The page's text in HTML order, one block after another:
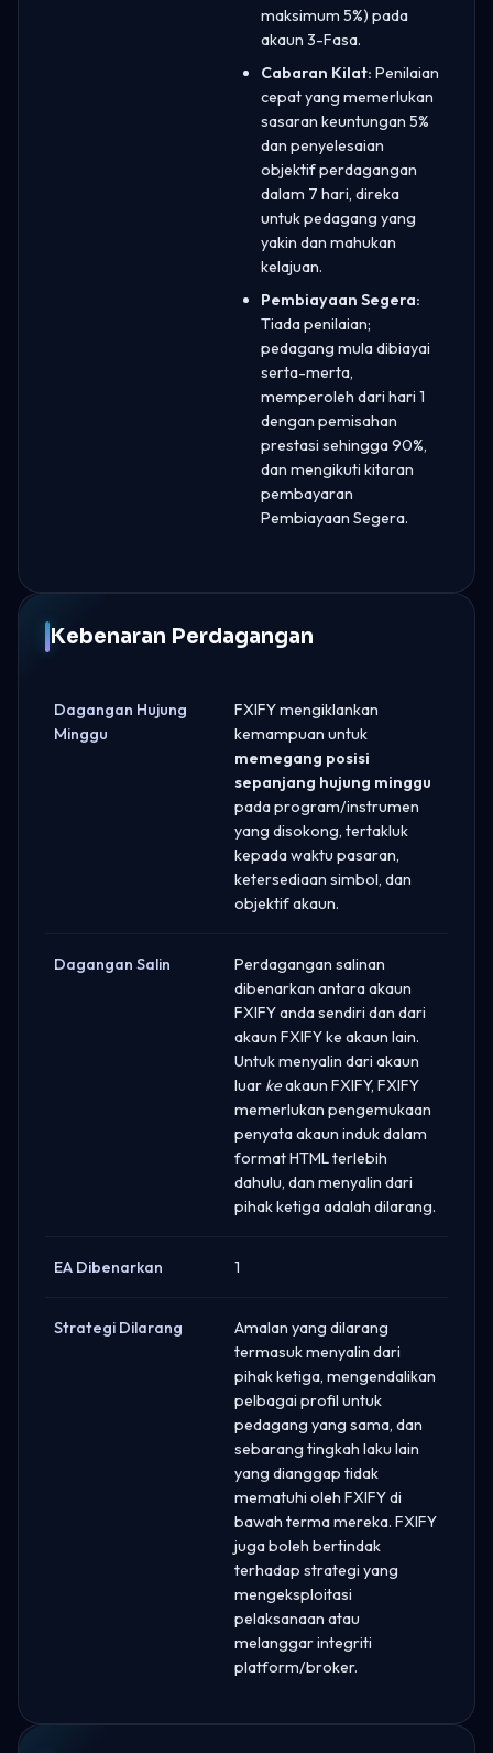
maksimum 5%) pada
akaun 3-Fasa.
Cabaran Kilat: Penilaian
cepat yang memerlukan
sasaran keuntungan 5%
dan penyelesaian
objektif perdagangan
dalam 7 hari, direka
untuk pedagang yang
yakin dan mahukan
kelajuan.
Pembiayaan Segera:
Tiada penilaian;
pedagang mula dibiayai
serta-merta,
memperoleh dari hari 1
dengan pemisahan
prestasi sehingga 90%,
dan mengikuti kitaran
pembayaran
Pembiayaan Segera.
Kebenaran Perdagangan
Dagangan Hujung
Minggu
FXIFY mengiklankan
kemampuan untuk
memegang posisi
sepanjang hujung minggu
pada program/instrumen
yang disokong, tertakluk
kepada waktu pasaran,
ketersediaan simbol, dan
objektif akaun.
Dagangan Salin
Perdagangan salinan
dibenarkan antara akaun
FXIFY anda sendiri dan dari
akaun FXIFY ke akaun lain.
Untuk menyalin dari akaun
luar keakaun FXIFY, FXIFY
memerlukan pengemukaan
penyata akaun induk dalam
format HTML terlebih
dahulu, dan menyalin dari
pihak ketiga adalah dilarang.
EA Dibenarkan 1
Strategi Dilarang
Amalan yang dilarang
termasuk menyalin dari
pihak ketiga, mengendalikan
pelbagai profil untuk
pedagang yang sama, dan
sebarang tingkah laku lain
yang dianggap tidak
mematuhi oleh FXIFY di
bawah terma mereka. FXIFY
juga boleh bertindak
terhadap strategi yang
mengeksploitasi
pelaksanaan atau
melanggar integriti
platform/broker.